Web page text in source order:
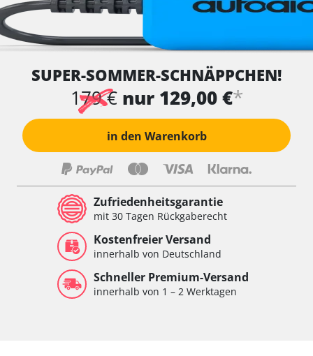
SUPER-SOMMER-SCHNÄPPCHEN!
179 € nur 129,00 €*
in den Warenkorb
Zufriedenheitsgarantie
mit 30 Tagen Rückgaberecht
Kostenfreier Versand
innerhalb von Deutschland
Schneller Premium-Versand
innerhalb von 1 – 2 Werktagen